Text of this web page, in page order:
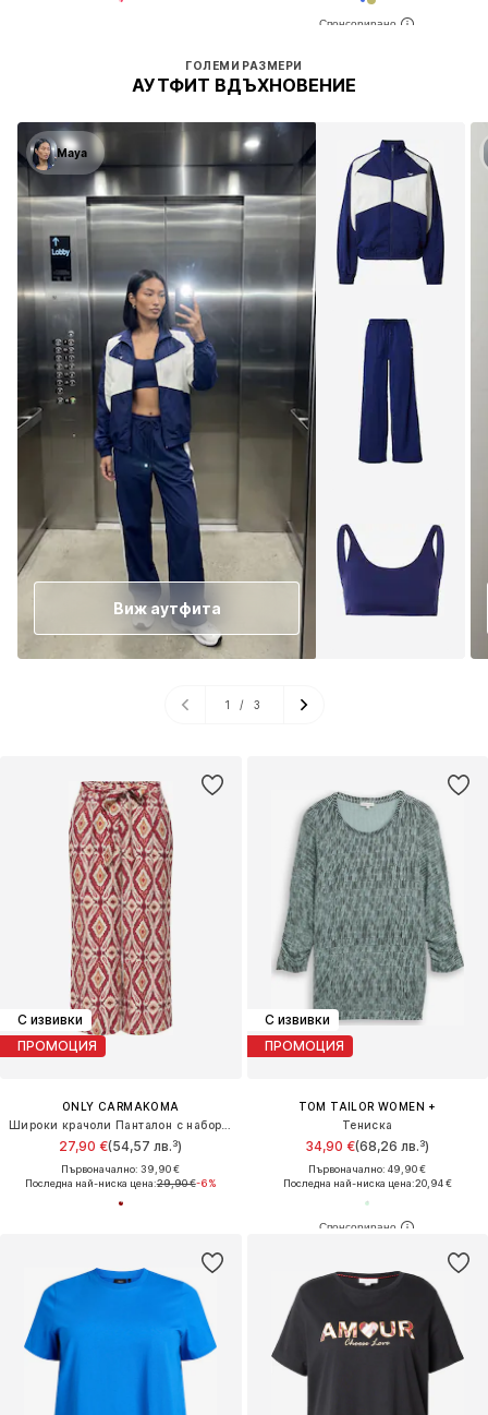
С извивки
ПРОМОЦИЯ
ONLY CARMAKOMA
27,90 €(54,57 лв.³)
Първоначално: 39,90 €
Последна най-ниска цена:29,90 €-6%
С извивки
ПРОМОЦИЯ
TOM TAILOR WOMEN +
Тениска
34,90 €(68,26 лв.³)
Първоначално: 49,90 €
Последна най-ниска цена:20,94 €
ГОЛЕМИ РАЗМЕРИ
АУТФИТ ВДЪХНОВЕНИЕ
Maya
Виж аутфита
1 / 3